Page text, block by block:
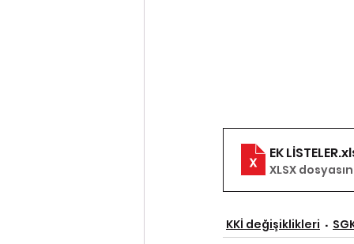
EK LİSTELER
XLSX
KKİ değişiklikleri